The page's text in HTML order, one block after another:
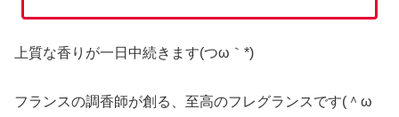
上質な香りが一日中続きます(つω｀*)
フランスの調香師が創る、至高のフレグランスです(＾ω